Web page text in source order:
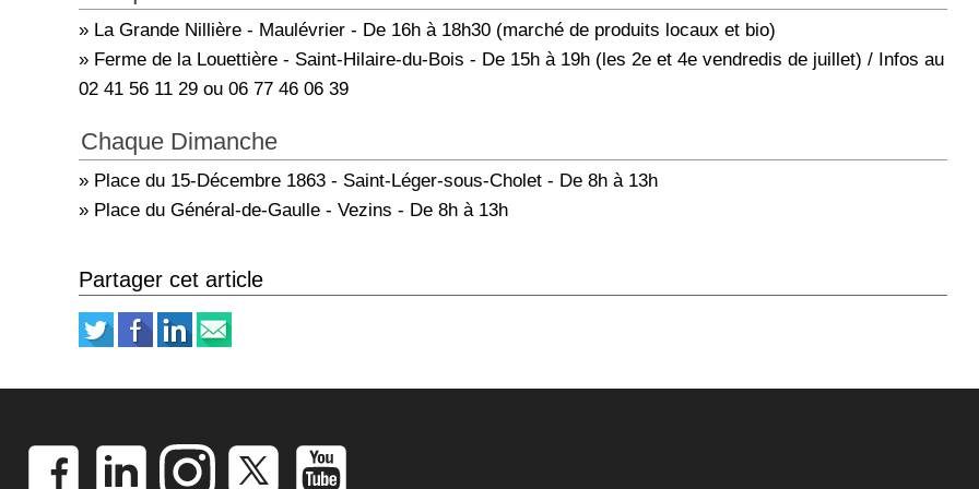
» La Grande Nillière - Maulévrier - De 16h à 18h30 (marché de produits locaux et bio)
» Ferme de la Louettière - Saint-Hilaire-du-Bois - De 15h à 19h (les 2e et 4e vendredis de juillet) / Infos au
02 41 56 11 29 ou 06 77 46 06 39
Chaque Dimanche
» Place du 15-Décembre 1863 - Saint-Léger-sous-Cholet - De 8h à 13h
» Place du Général-de-Gaulle - Vezins - De 8h à 13h
Partager cet article